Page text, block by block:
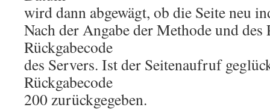
wird dann abgewägt, ob die Seite neu
Nach der Angabe der Methode und
Rückgabecode
des Servers. Ist der Seitenaufruf
Rückgabecode
200 zurückgegeben.